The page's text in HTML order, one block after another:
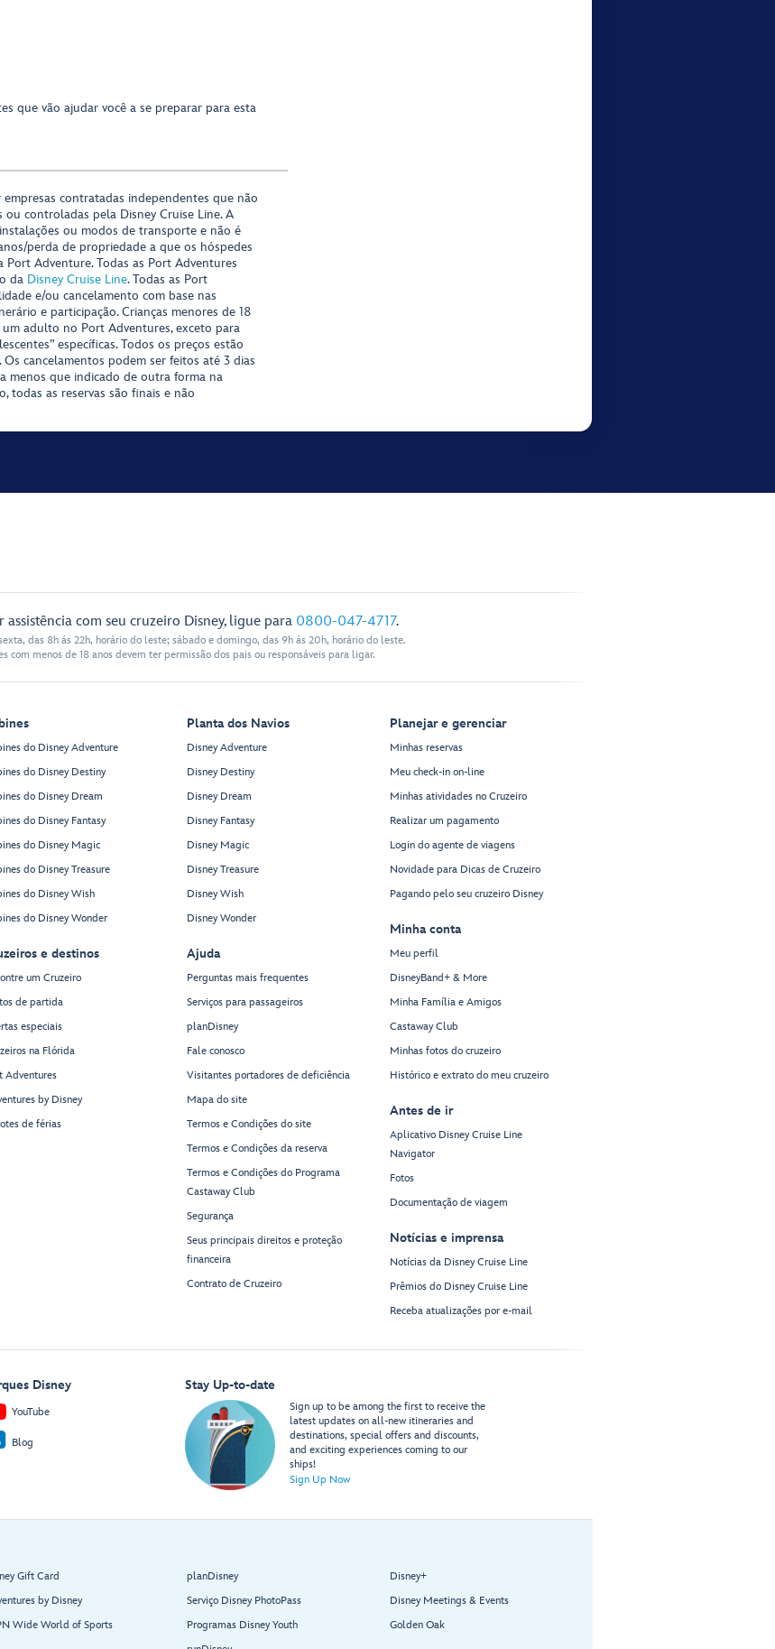
que vão ajudar você a se preparar para esta
contratadas independentes que não
ou controladas pela Disney Cruise Line. A
ou modos de transporte e não é
perda de propriedade a que os hóspedes
Port Adventure. Todas as Port Adventures
da Disney Cruise Line. Todas as Port
e/ou cancelamento com base nas
e participação. Crianças menores de 18
adulto no Port Adventures, exceto para
específicas. Todos os preços estão
cancelamentos podem ser feitos até 3 dias
menos que indicado de outra forma na
todas as reservas são finais e não
assistência com seu cruzeiro Disney, ligue para 0800-047-4717.
das 8h ás 22h, horário do leste; sábado e domingo, das 9h ás 20h, horário do leste.
com menos de 18 anos devem ter permissão dos pais ou responsáveis para ligar.
do Disney Adventure
do Disney Destiny
do Disney Dream
do Disney Fantasy
do Disney Magic
do Disney Treasure
do Disney Wish
do Disney Wonder
e destinos
um Cruzeiro
de partida
especiais
na Flórida
Adventures
by Disney
de férias
Planta dos Navios
Disney Adventure
Disney Destiny
Disney Dream
Disney Fantasy
Disney Magic
Disney Treasure
Disney Wish
Disney Wonder
Ajuda
Perguntas mais frequentes
Serviços para passageiros
planDisney
Fale conosco
Visitantes portadores de deficiência
Mapa do site
Termos e Condições do site
Termos e Condições da reserva
Termos e Condições do Programa
Castaway Club
Segurança
Seus principais direitos e proteção
financeira
Contrato de Cruzeiro
Planejar e gerenciar
Minhas reservas
Meu check-in on-line
Minhas atividades no Cruzeiro
Realizar um pagamento
Login do agente de viagens
Novidade para Dicas de Cruzeiro
Pagando pelo seu cruzeiro Disney
Minha conta
Meu perfil
DisneyBand+ & More
Minha Família e Amigos
Castaway Club
Minhas fotos do cruzeiro
Histórico e extrato do meu cruzeiro
Antes de ir
Aplicativo Disney Cruise Line
Navigator
Fotos
Documentação de viagem
Notícias e imprensa
Notícias da Disney Cruise Line
Prêmios do Disney Cruise Line
Receba atualizações por e-mail
Disney
YouTube
Blog
Stay Up-to-date
Sign up to be among the first to receive the
latest updates on all-new itineraries and
destinations, special offers and discounts,
and exciting experiences coming to our
ships!
Sign Up Now
Gift Card
by Disney
Wide World of Sports
planDisney
Serviço Disney PhotoPass
Programas Disney Youth
Disney+
Disney Meetings & Events
Golden Oak